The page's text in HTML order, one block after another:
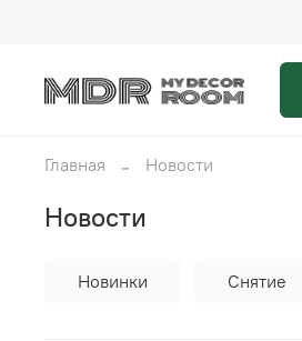
Главная Новости
Новости
Новинки Снятие